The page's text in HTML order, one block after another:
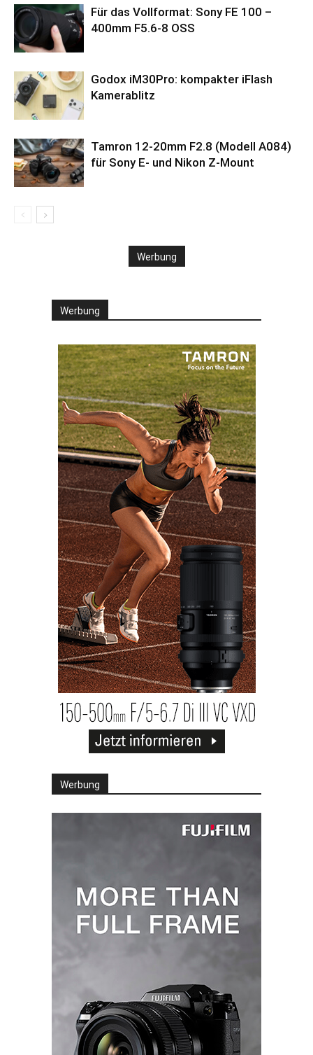
Für das Vollformat: Sony FE 100 –
400mm F5.6-8 OSS
Godox iM30Pro: kompakter iFlash
Kamerablitz
Tamron 12-20mm F2.8 (Modell A084)
für Sony E- und Nikon Z-Mount
Werbung
Werbung
Werbung